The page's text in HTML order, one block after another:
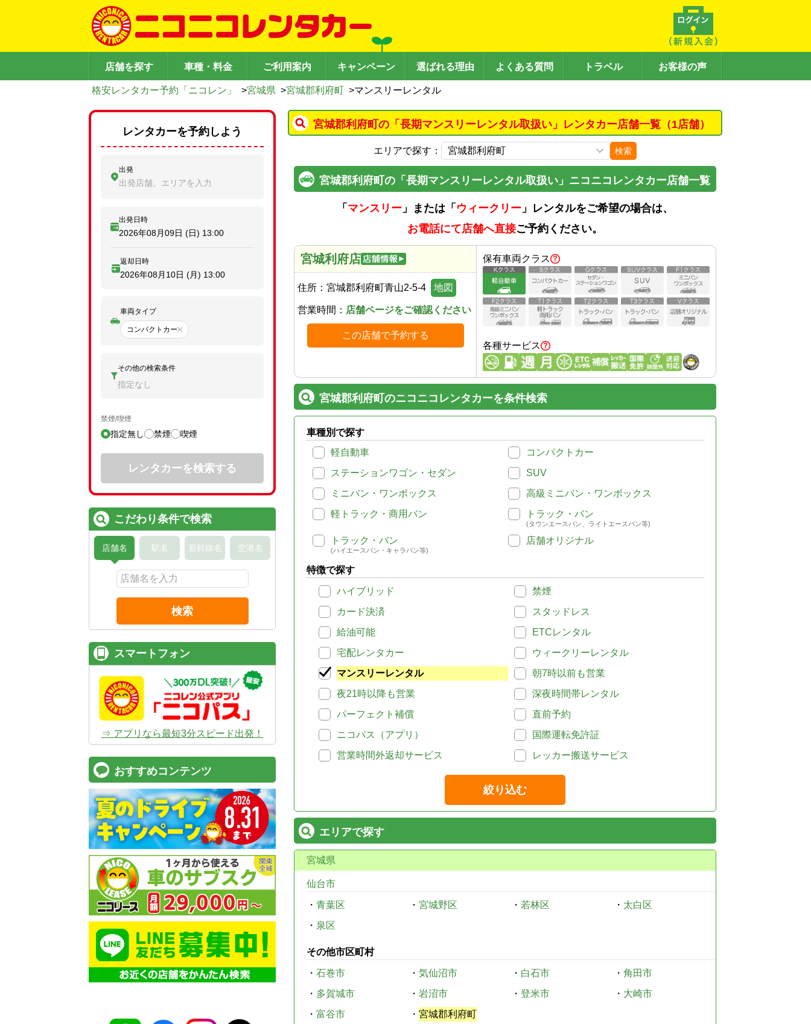
店舗を探す 車種・料金 ご利用案内 キャンペーン 選ばれる理由 よくある質問 トラベル お客様の声
格安レンタカー予約「ニコレン」 >宮城県 >宮城郡利府町 >マンスリーレンタル
宮城郡利府町の「長期マンスリーレンタル取扱い」レンタカー店舗一覧（1店舗）
エリアで探す： 検索
宮城郡利府町の「長期マンスリーレンタル取扱い」ニコニコレンタカー店舗一覧
「 マンスリー 」または「 ウィークリー 」レンタルをご希望の場合は、
お電話にて店舗へ直接ご予約ください。
宮城利府店
住所： 宮城郡利府町青山2-5-4 地図
営業時間： 店舗ページをご確認ください
この店舗で予約する
保有車両クラス
各種サービス
宮城郡利府町のニコニコレンタカーを条件検索
車種別で探す
軽自動車
コンパクトカー
ステーションワゴン・セダン
SUV
ミニバン・ワンボックス
高級ミニバン・ワンボックス
軽トラック・商用バン
トラック・バン
(タウンエースバン、ライトエースバン等)
トラック・バン
(ハイエースバン・キャラバン等)
店舗オリジナル
特徴で探す
ハイブリッド
禁煙
カード決済
スタッドレス
給油可能
ETCレンタル
宅配レンタカー
ウィークリーレンタル
マンスリーレンタル
朝7時以前も営業
夜21時以降も営業
深夜時間帯レンタル
パーフェクト補償
直前予約
ニコパス（アプリ）
国際運転免許証
営業時間外返却サービス
レッカー搬送サービス
絞り込む
エリアで探す
宮城県
仙台市
・ 青葉区 ・ 宮城野区 ・ 若林区 ・ 太白区
・ 泉区
その他市区町村
・ 石巻市 ・ 気仙沼市 ・ 白石市 ・ 角田市
・ 多賀城市 ・ 岩沼市 ・ 登米市 ・ 大崎市
・ 富谷市 ・ 宮城郡利府町
レンタカーを予約しよう
出発
出発店舗、エリアを入力
出発日時
2026年08月09日 (日) 13:00
返却日時
2026年08月10日 (月) 13:00
車両タイプ
コンパクトカー
その他の検索条件
指定なし
禁煙/喫煙
指定無し 禁煙 喫煙
レンタカーを検索する
こだわり条件で検索
店舗名 駅名 新幹線名 空港名
検索
スマートフォン
⇒ アプリなら最短3分スピード出発！
おすすめコンテンツ